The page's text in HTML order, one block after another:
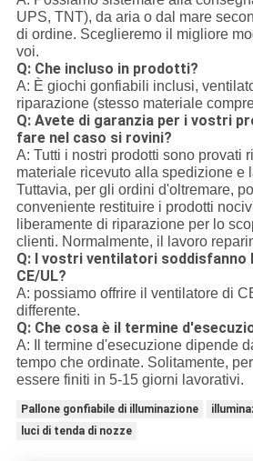
UPS, TNT), da aria o dal mare
di ordine. Sceglieremo il migliore
voi.
Q: Che incluso in prodotti?
A: È giochi gonfiabili inclusi,
riparazione (stesso materiale
Q: Avete di garanzia per i vostri
fare nel caso si rovini?
A: Tutti i nostri prodotti sono provati
materiale ricevuto alla spedizione e
Tuttavia, per gli ordini d'oltremare,
conveniente restituire i prodotti
liberamente di riparazione per lo
clienti. Normalmente, il lavoro
Q: I vostri ventilatori soddisfanno
CE/UL?
A: possiamo offrire il ventilatore di
differente.
Q: Che cosa è il termine
A: Il termine d'esecuzione dipende
tempo che ordinate. Solitamente,
essere finiti in 5-15 giorni lavorativi.
Pallone gonfiabile di illuminazione
luci di tenda di nozze